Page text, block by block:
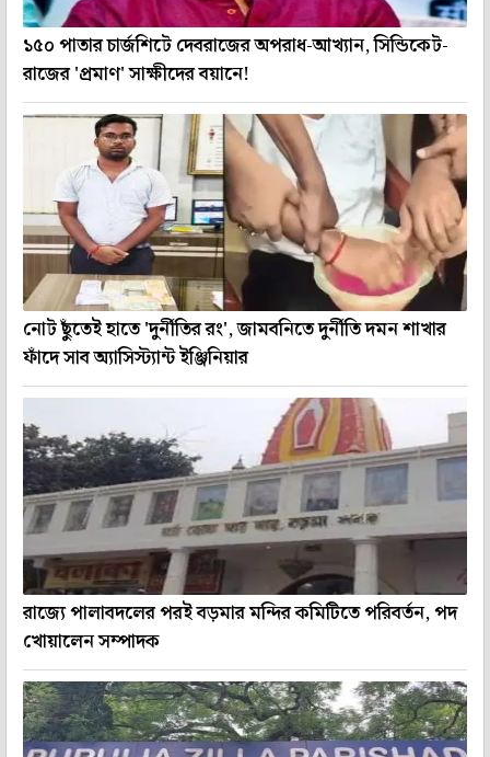
১৫০ পাতার চার্জশিটে দেবরাজের অপরাধ-আখ্যান, সিন্ডিকেট-
রাজের 'প্রমাণ' সাক্ষীদের বয়ানে!
নোট ছুঁতেই হাতে 'দুর্নীতির রং', জামবনিতে দুর্নীতি দমন শাখার
ফাঁদে সাব অ্যাসিস্ট্যান্ট ইঞ্জিনিয়ার
রাজ্যে পালাবদলের পরই বড়মার মন্দির কমিটিতে পরিবর্তন, পদ
খোয়ালেন সম্পাদক